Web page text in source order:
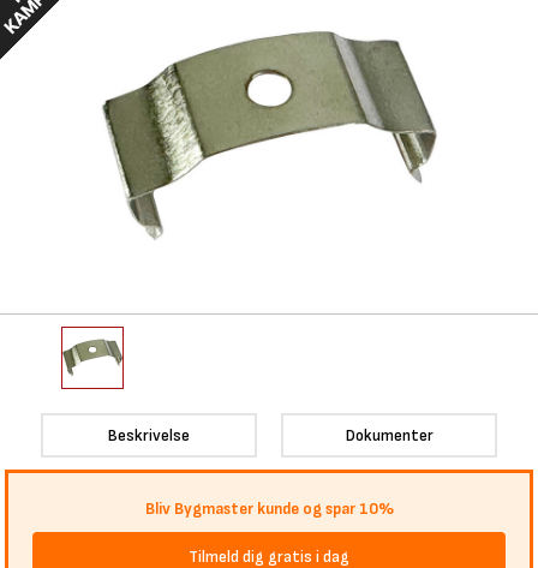
Beskrivelse Dokumenter
Bliv Bygmaster kunde og spar 10%
Tilmeld dig gratis i dag